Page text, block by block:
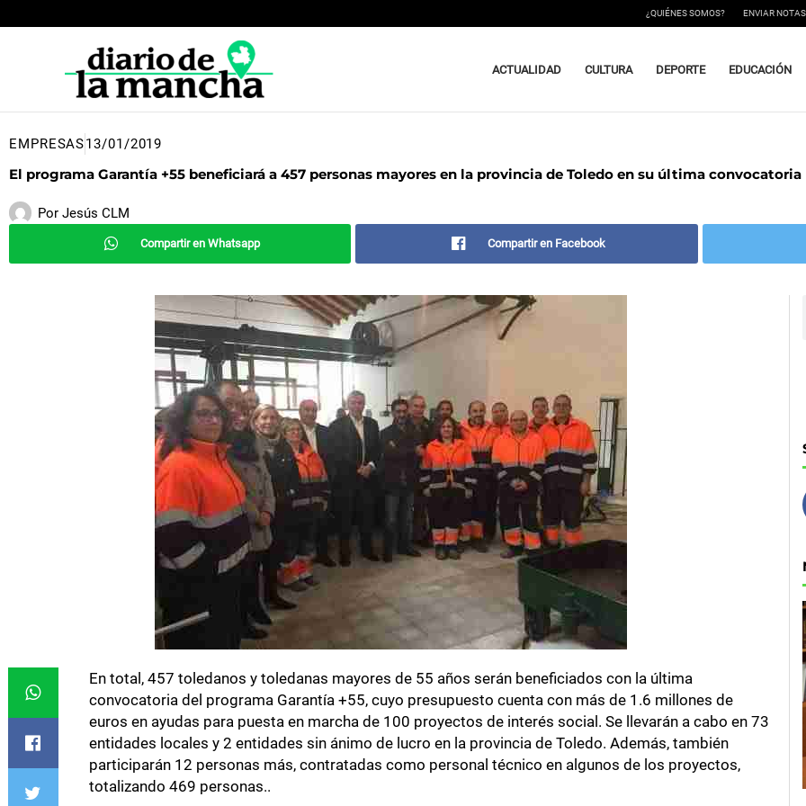
al
¿QUIÉNES SOMOS? ENVIAR
ACTUALIDAD CULTURA DEPORTE EDUCACIÓN
EMPRESAS13/01/2019
El programa Garantía +55 beneficiará a 457 personas mayores en la provincia de Toledo en su última convocatoria
Por Jesús CLM
Compartir en Whatsapp Compartir en Facebook
En total, 457 toledanos y toledanas mayores de 55 años serán beneficiados con la última
convocatoria del programa Garantía +55, cuyo presupuesto cuenta con más de 1.6 millones de
euros en ayudas para puesta en marcha de 100 proyectos de interés social. Se llevarán a cabo en 73
entidades locales y 2 entidades sin ánimo de lucro en la provincia de Toledo. Además, también
participarán 12 personas más, contratadas como personal técnico en algunos de los proyectos,
totalizando 469 personas..